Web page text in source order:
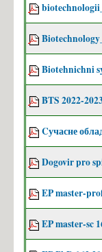
Контакти
Зв'язатись з
Biotehnichni
BTS 2022-
Cучасне
Dogovir pro
EP master-
EP master-sc